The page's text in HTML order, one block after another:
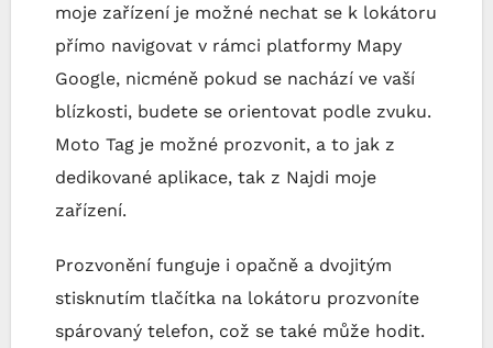
moje zařízení je možné nechat se k lokátoru
přímo navigovat v rámci platformy Mapy
Google, nicméně pokud se nachází ve vaší
blízkosti, budete se orientovat podle zvuku.
Moto Tag je možné prozvonit, a to jak z
dedikované aplikace, tak z Najdi moje
zařízení.
Prozvonění funguje i opačně a dvojitým
stisknutím tlačítka na lokátoru prozvoníte
spárovaný telefon, což se také může hodit.